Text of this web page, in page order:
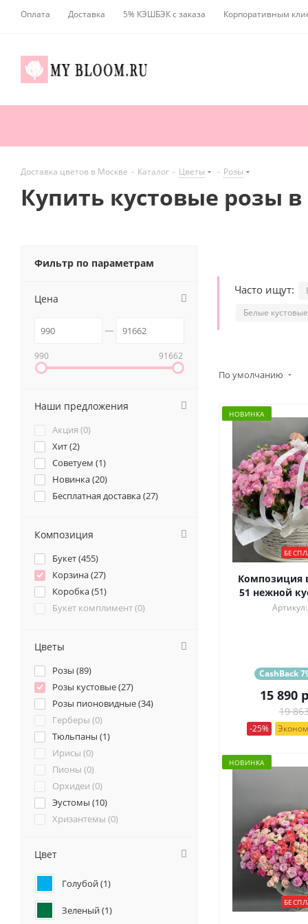
Оплата Доставка 5% КЭШБЭК с заказа Корпоративным
Доставка цветов в Москве - Каталог - Цветы - Розы
Купить кустовые розы
Часто ищут:
Белые
По умолчанию
НОВИНКА
Композиция
51 нежной
CashBack
15 890
19
-25%
НОВИНКА
Фильтр по параметрам
Цена
990 91662
Наши предложения
Акция (0)
Хит (2)
Советуем (1)
Новинка (20)
Бесплатная доставка (27)
Композиция
Букет (455)
Корзина (27)
Коробка (51)
Букет комплимент (0)
Цветы
Розы (89)
Розы кустовые (27)
Розы пионовидные (34)
Герберы (0)
Тюльпаны (1)
Ирисы (0)
Пионы (0)
Орхидеи (0)
Эустомы (10)
Хризантемы (0)
Ранункулюсы (
Гортензии (2)
Лилии (
Подсолнухи (0
Цвет
Голубой (1)
Зеленый (1)